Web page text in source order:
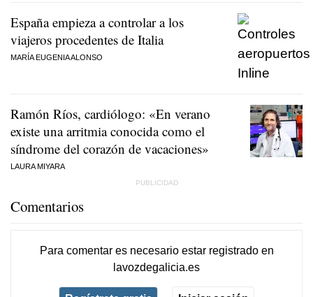
España empieza a controlar a los
viajeros procedentes de Italia
MARÍA EUGENIA ALONSO
Ramón Ríos, cardiólogo: «En verano
existe una arritmia conocida como el
síndrome del corazón de vacaciones»
LAURA MIYARA
Comentarios
Para comentar es necesario estar registradoen
lavozdegalicia.es